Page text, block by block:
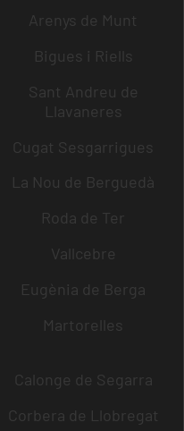
Arenys de Munt
Bigues i Riells
Sant Andreu de
Llavaneres
Cugat Sesgarrigues
La Nou de Berguedà
Roda de Ter
Vallcebre
Eugènia de Berga
Martorelles
Calonge de Segarra
Corbera de Llobregat